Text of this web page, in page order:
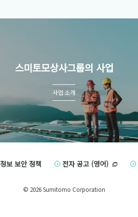
스미토모상사그룹의 사업
사업 소개
정보 보안 정책 전자 공고 (영어)
© 2026 Sumitomo Corporation